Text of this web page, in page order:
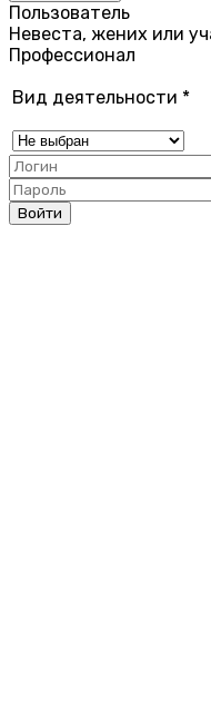
Пользователь
Невеста, жених или
Профессионал
Вид деятельности *